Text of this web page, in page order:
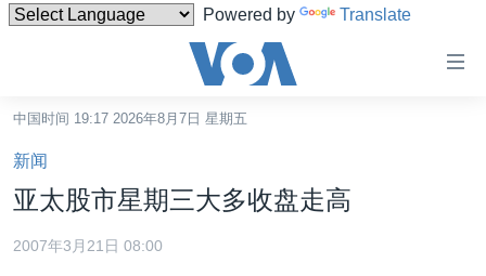
Powered by Translate
碍
链
接
跳
转
中国时间 19:17 2026年8月7日 星期五
新闻
亚太股市星期三大多收盘走高
2007年3月21日 08:00